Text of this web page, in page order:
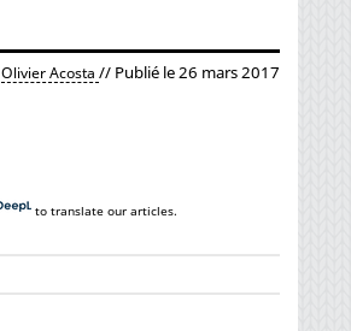
Olivier Acosta // Publié le 26 mars 2017
to translate our articles.